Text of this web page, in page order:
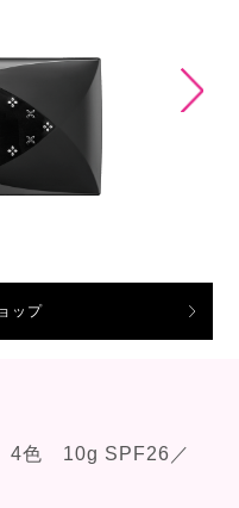
ップ
色 10g SPF26／